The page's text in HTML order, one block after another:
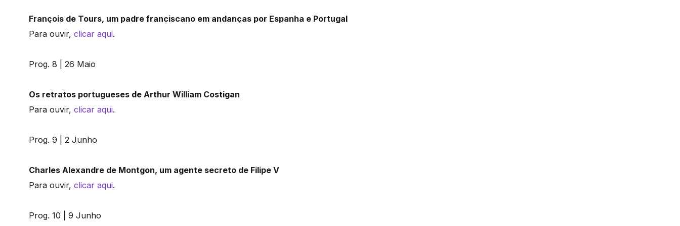
François de Tours, um padre franciscano em andanças por Espanha e Portugal
Para ouvir, clicar aqui.
Prog. 8 | 26 Maio
Os retratos portugueses de Arthur William Costigan
Para ouvir, clicar aqui.
Prog. 9 | 2 Junho
Charles Alexandre de Montgon, um agente secreto de Filipe V
Para ouvir, clicar aqui.
Prog. 10 | 9 Junho